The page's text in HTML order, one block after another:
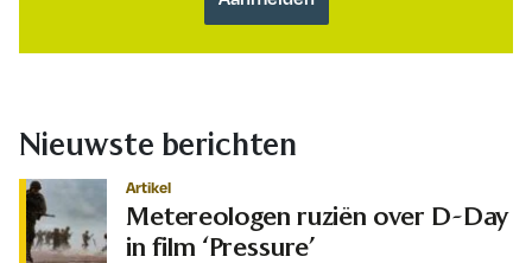
Nieuwste berichten
Artikel
Metereologen ruziën over D-Day
in film ‘Pressure’